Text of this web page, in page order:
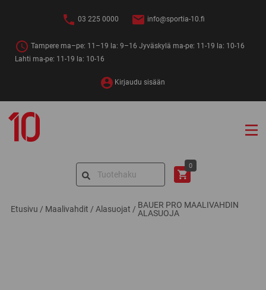
03 225 0000 info@sportia-10.fi
Tampere ma–pe: 11–19 la: 9–16 Jyväskylä ma-pe: 11-19 la: 10-16
Lahti ma-pe: 11-19 la: 10-16
Kirjaudu sisään
10
Search
0
Etusivu / Maalivahdit / Alasuojat / BAUER PRO MAALIVAHDIN
ALASUOJA